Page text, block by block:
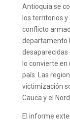
Antioquia se
los territorios y
conflicto
departamento
desaparecidas
lo convierte en
país. Las
victimización
Cauca y el
El informe